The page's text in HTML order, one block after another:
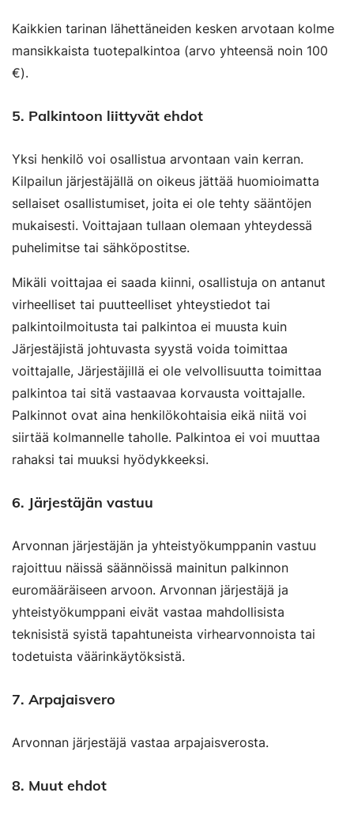
Kaikkien tarinan lähettäneiden kesken arvotaan kolme
mansikkaista tuotepalkintoa (arvo yhteensä noin 100
€).
5. Palkintoon liittyvät ehdot
Yksi henkilö voi osallistua arvontaan vain kerran.
Kilpailun järjestäjällä on oikeus jättää huomioimatta
sellaiset osallistumiset, joita ei ole tehty sääntöjen
mukaisesti. Voittajaan tullaan olemaan yhteydessä
puhelimitse tai sähköpostitse.
Mikäli voittajaa ei saada kiinni, osallistuja on antanut
virheelliset tai puutteelliset yhteystiedot tai
palkintoilmoitusta tai palkintoa ei muusta kuin
Järjestäjistä johtuvasta syystä voida toimittaa
voittajalle, Järjestäjillä ei ole velvollisuutta toimittaa
palkintoa tai sitä vastaavaa korvausta voittajalle.
Palkinnot ovat aina henkilökohtaisia eikä niitä voi
siirtää kolmannelle taholle. Palkintoa ei voi muuttaa
rahaksi tai muuksi hyödykkeeksi.
6. Järjestäjän vastuu
Arvonnan järjestäjän ja yhteistyökumppanin vastuu
rajoittuu näissä säännöissä mainitun palkinnon
euromääräiseen arvoon. Arvonnan järjestäjä ja
yhteistyökumppani eivät vastaa mahdollisista
teknisistä syistä tapahtuneista virhearvonnoista tai
todetuista väärinkäytöksistä.
7. Arpajaisvero
Arvonnan järjestäjä vastaa arpajaisverosta.
8. Muut ehdot